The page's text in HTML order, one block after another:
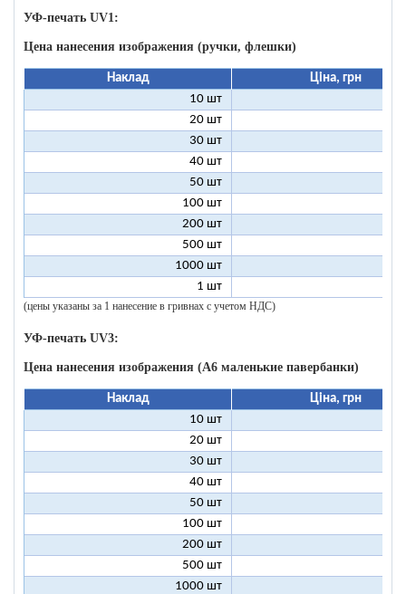
УФ-печать UV1:
Цена нанесения изображения (ручки, флешки)
Наклад
Ціна, грн
10 шт
20 шт
30 шт
40 шт
50 шт
100 шт
200 шт
500 шт
1000 шт
1 шт
(цены указаны за 1 нанесение в гривнах с учетом НДС)
УФ-печать UV3:
Цена нанесения изображения (А6 маленькие павербанки)
Наклад
Ціна, грн
10 шт
20 шт
30 шт
40 шт
50 шт
100 шт
200 шт
500 шт
1000 шт